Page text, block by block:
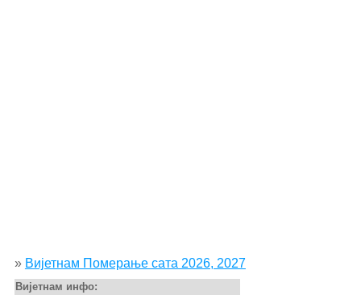
» Вијетнам Померање сата 2026, 2027
Вијетнам инфо: